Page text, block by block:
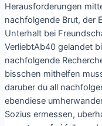
Herausforderungen
nachfolgende Brut, der
Unterhalt bei
VerliebtAb40 gelandet
nachfolgende
bisschen mithelfen
daruber du all
ebendiese
Sozius ermessen,